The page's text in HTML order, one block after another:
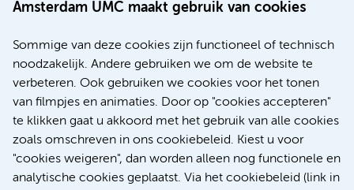
Amsterdam UMC maakt gebruik van cookies
Sommige van deze cookies zijn functioneel of technisch
noodzakelijk. Andere gebruiken we om de website te
verbeteren. Ook gebruiken we cookies voor het tonen
van filmpjes en animaties. Door op "cookies accepteren"
te klikken gaat u akkoord met het gebruik van alle cookies
zoals omschreven in ons cookiebeleid. Kiest u voor
"cookies weigeren", dan worden alleen nog functionele en
analytische cookies geplaatst. Via het cookiebeleid (link in
voor patiënten met alvleesklierkanker verbeteren
Meer